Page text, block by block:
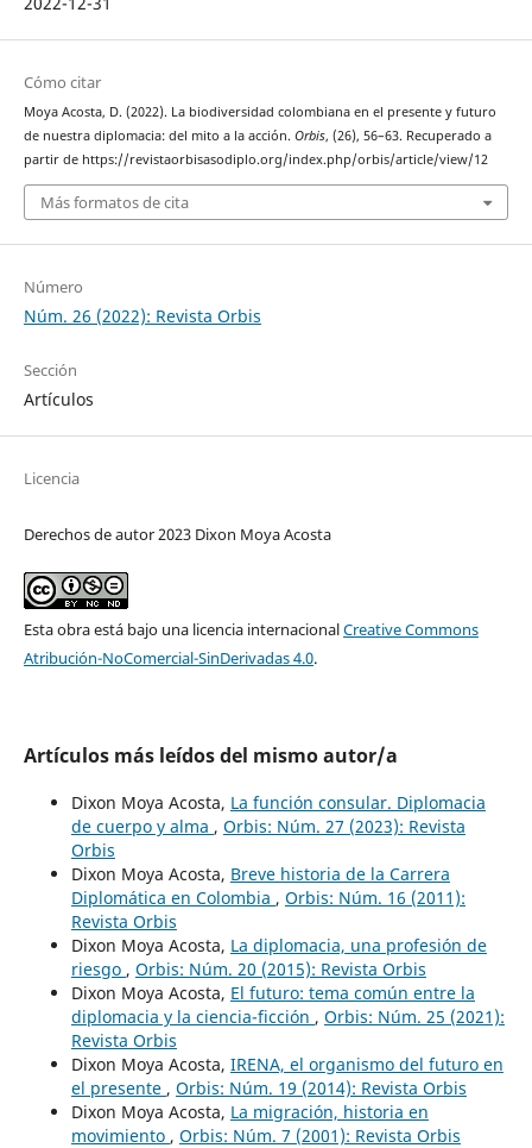
Cómo citar
Moya Acosta, D. (2022). La biodiversidad colombiana en el presente y futuro
de nuestra diplomacia: del mito a la acción. Orbis, (26), 56–63. Recuperado a
partir de https://revistaorbisasodiplo.org/index.php/orbis/article/view/12
Más formatos de cita
Número
Núm. 26 (2022): Revista Orbis
Sección
Artículos
Licencia
Derechos de autor 2023 Dixon Moya Acosta
Esta obra está bajo una licencia internacionalCreative Commons
Atribución-NoComercial-SinDerivadas 4.0.
Artículos más leídos del mismo autor/a
Dixon Moya Acosta, La función consular. Diplomacia
de cuerpo y alma , Orbis: Núm. 27 (2023): Revista
Orbis
Dixon Moya Acosta, Breve historia de la Carrera
Diplomática en Colombia , Orbis: Núm. 16 (2011):
Revista Orbis
Dixon Moya Acosta, La diplomacia, una profesión de
riesgo , Orbis: Núm. 20 (2015): Revista Orbis
Dixon Moya Acosta, El futuro: tema común entre la
diplomacia y la ciencia-ficción , Orbis: Núm. 25 (2021):
Revista Orbis
Dixon Moya Acosta, IRENA, el organismo del futuro en
el presente , Orbis: Núm. 19 (2014): Revista Orbis
Dixon Moya Acosta, La migración, historia en
movimiento , Orbis: Núm. 7 (2001): Revista Orbis